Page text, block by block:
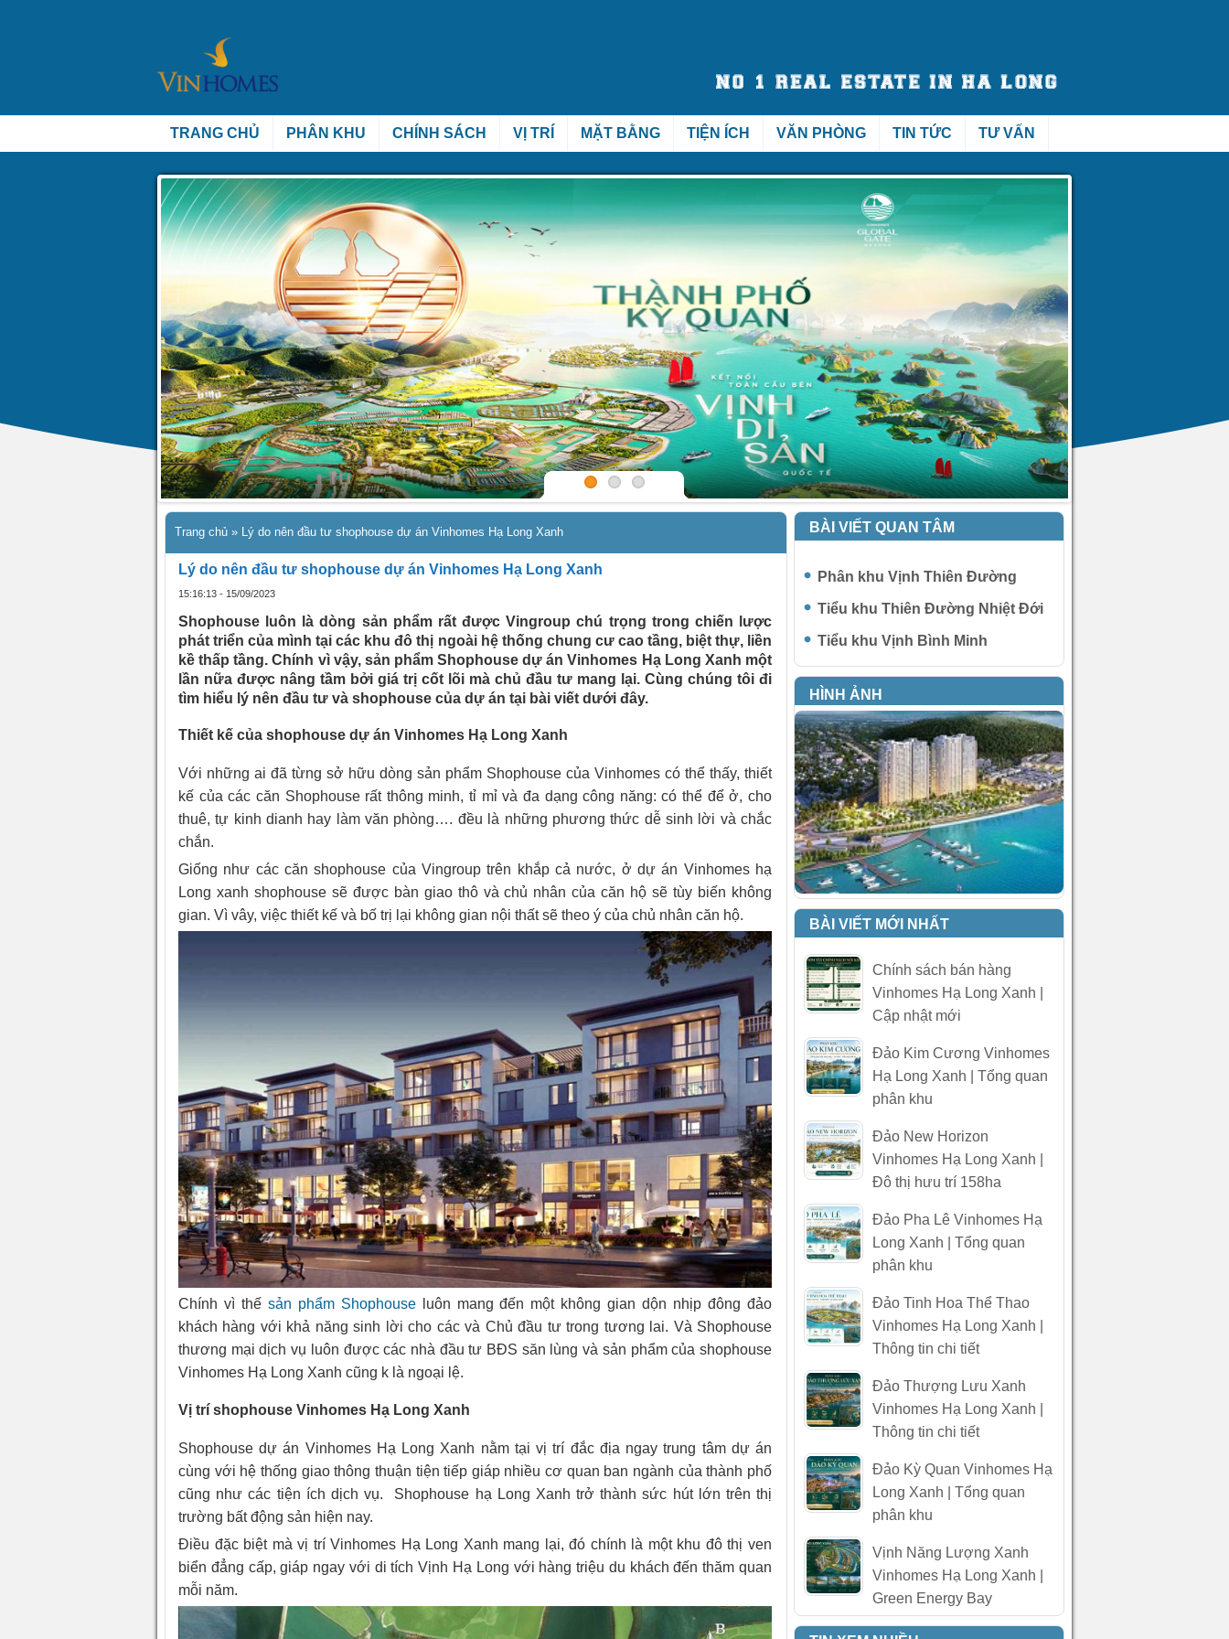
TRANG CHỦ PHÂN KHU CHÍNH SÁCH VỊ TRÍ MẶT BẰNG TIỆN ÍCH VĂN PHÒNG TIN TỨC TƯ VẤN
Trang chủ » Lý do nên đầu tư shophouse dự án Vinhomes Hạ Long Xanh
Lý do nên đầu tư shophouse dự án Vinhomes Hạ Long Xanh
15:16:13 - 15/09/2023
Shophouse luôn là dòng sản phẩm rất được Vingroup chú trọng trong chiến lược
phát triển của mình tại các khu đô thị ngoài hệ thống chung cư cao tầng, biệt thự, liền
kề thấp tầng. Chính vì vậy, sản phẩm Shophouse dự án Vinhomes Hạ Long Xanh một
lần nữa được nâng tầm bởi giá trị cốt lõi mà chủ đầu tư mang lại. Cùng chúng tôi đi
tìm hiểu lý nên đầu tư và shophouse của dự án tại bài viết dưới đây.
Thiết kế của shophouse dự án Vinhomes Hạ Long Xanh
Với những ai đã từng sở hữu dòng sản phẩm Shophouse của Vinhomes có thể thấy, thiết
kế của các căn Shophouse rất thông minh, tỉ mỉ và đa dạng công năng: có thể để ở, cho
thuê, tự kinh dianh hay làm văn phòng…. đều là những phương thức dễ sinh lời và chắc
chắn.
Giống như các căn shophouse của Vingroup trên khắp cả nước, ở dự án Vinhomes hạ
Long xanh shophouse sẽ được bàn giao thô và chủ nhân của căn hộ sẽ tùy biến không
gian. Vì vây, việc thiết kế và bố trị lại không gian nội thất sẽ theo ý của chủ nhân căn hộ.
Chính vì thế sản phẩm Shophouseluôn mang đến một không gian dộn nhịp đông đảo
khách hàng với khả năng sinh lời cho các và Chủ đầu tư trong tương lai. Và Shophouse
thương mại dịch vụ luôn được các nhà đầu tư BĐS săn lùng và sản phẩm của shophouse
Vinhomes Hạ Long Xanh cũng k là ngoại lệ.
Vị trí shophouse Vinhomes Hạ Long Xanh
Shophouse dự án Vinhomes Hạ Long Xanh nằm tại vị trí đắc địa ngay trung tâm dự án
cùng với hệ thống giao thông thuận tiện tiếp giáp nhiều cơ quan ban ngành của thành phố
cũng như các tiện ích dịch vụ. Shophouse hạ Long Xanh trở thành sức hút lớn trên thị
trường bất động sản hiện nay.
Điều đặc biệt mà vị trí Vinhomes Hạ Long Xanh mang lại, đó chính là một khu đô thị ven
biển đẳng cấp, giáp ngay với di tích Vịnh Hạ Long với hàng triệu du khách đến thăm quan
mỗi năm.
BÀI VIẾT QUAN TÂM
Phân khu Vịnh Thiên Đường
Tiểu khu Thiên Đường Nhiệt Đới
Tiểu khu Vịnh Bình Minh
HÌNH ẢNH
BÀI VIẾT MỚI NHẤT
Chính sách bán hàng
Vinhomes Hạ Long Xanh |
Cập nhật mới
Đảo Kim Cương Vinhomes
Hạ Long Xanh | Tổng quan
phân khu
Đảo New Horizon
Vinhomes Hạ Long Xanh |
Đô thị hưu trí 158ha
Đảo Pha Lê Vinhomes Hạ
Long Xanh | Tổng quan
phân khu
Đảo Tinh Hoa Thể Thao
Vinhomes Hạ Long Xanh |
Thông tin chi tiết
Đảo Thượng Lưu Xanh
Vinhomes Hạ Long Xanh |
Thông tin chi tiết
Đảo Kỳ Quan Vinhomes Hạ
Long Xanh | Tổng quan
phân khu
Vịnh Năng Lượng Xanh
Vinhomes Hạ Long Xanh |
Green Energy Bay